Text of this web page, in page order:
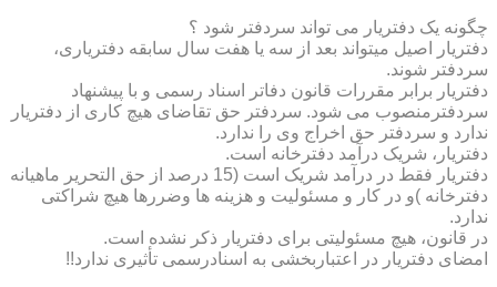
چگونه یک دفتریار می تواند سردفتر شود ؟
دفتریار اصیل میتواند بعد از سه یا هفت سال سابقه دفتریاری،
سردفتر شوند.
دفتریار برابر مقررات قانون دفاتر اسناد رسمی و با پیشنهاد
سردفترمنصوب می شود. سردفتر حق تقاضای هیچ کاری از دفتریار
ندارد و سردفتر حق اخراج وی را ندارد.
دفتریار، شریک درآمد دفترخانه است.
دفتریار فقط در درآمد شریک است (15 درصد از حق التحریر ماهیانه
دفترخانه )و در کار و مسئولیت و هزینه ها وضررها هیچ شراکتی
ندارد.
در قانون، هیچ مسئولیتی برای دفتریار ذکر نشده است.
امضای دفتریار در اعتباربخشی به اسنادرسمی تأثیری ندارد!!